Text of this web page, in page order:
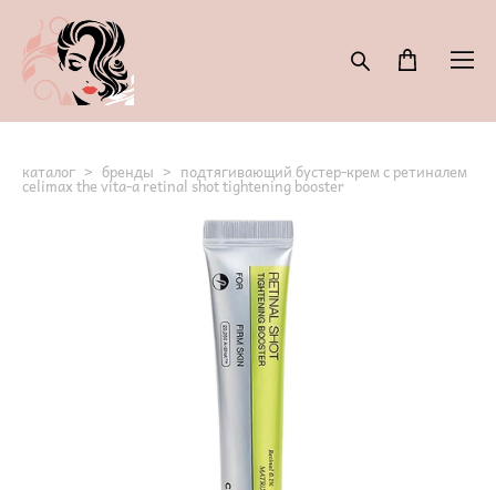
каталог > бренды > подтягивающий бустер-крем с ретиналем
celimax the vita-a retinal shot tightening booster